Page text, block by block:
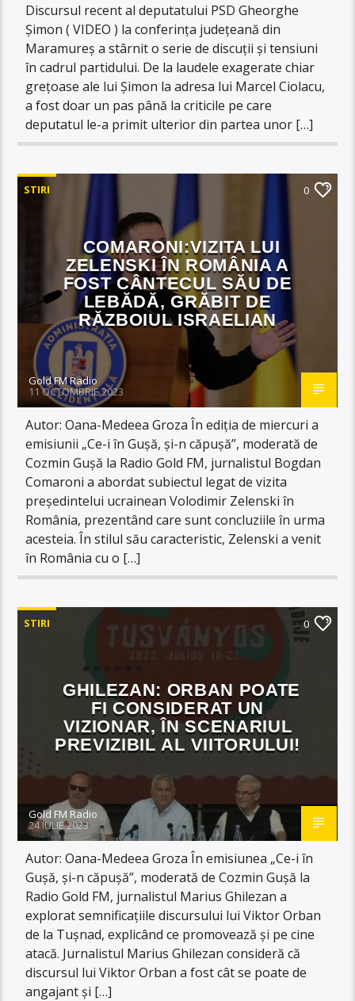
Discursul recent al deputatului PSD Gheorghe
Șimon ( VIDEO ) la conferința județeană din
Maramureș a stârnit o serie de discuții și tensiuni
în cadrul partidului. De la laudele exagerate chiar
grețoase ale lui Şimon la adresa lui Marcel Ciolacu,
a fost doar un pas până la criticile pe care
deputatul le-a primit ulterior din partea unor […]
STIRI 0
COMARONI:VIZITA LUI
ZELENSKI ÎN ROMÂNIA A
FOST CÂNTECUL SĂU DE
LEBĂDĂ, GRĂBIT DE
RĂZBOIUL ISRAELIAN
Gold FM Radio
11 OCTOMBRIE 2023
Autor: Oana-Medeea Groza În ediția de miercuri a
emisiunii „Ce-i în Gușă, și-n căpușă”, moderată de
Cozmin Gușă la Radio Gold FM, jurnalistul Bogdan
Comaroni a abordat subiectul legat de vizita
președintelui ucrainean Volodimir Zelenski în
România, prezentând care sunt concluziile în urma
acesteia. În stilul său caracteristic, Zelenski a venit
în România cu o […]
STIRI 0
GHILEZAN: ORBAN POATE
FI CONSIDERAT UN
VIZIONAR, ÎN SCENARIUL
PREVIZIBIL AL VIITORULUI!
Gold FM Radio
24 IULIE 2023
Autor: Oana-Medeea Groza În emisiunea „Ce-i în
Gușă, și-n căpușă”, moderată de Cozmin Gușă la
Radio Gold FM, jurnalistul Marius Ghilezan a
explorat semnificațiile discursului lui Viktor Orban
de la Tușnad, explicând ce promovează și pe cine
atacă. Jurnalistul Marius Ghilezan consideră că
discursul lui Viktor Orban a fost cât se poate de
angajant și […]